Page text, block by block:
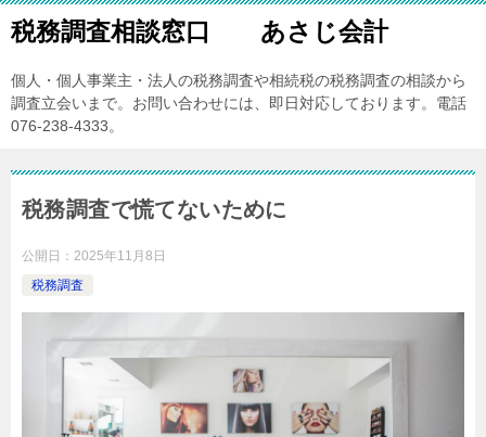
税務調査相談窓口 あさじ会計
個人・個人事業主・法人の税務調査や相続税の税務調査の相談から
調査立会いまで。お問い合わせには、即日対応しております。電話
076-238-4333。
税務調査で慌てないために
公開日： 2025年11月8日
税務調査